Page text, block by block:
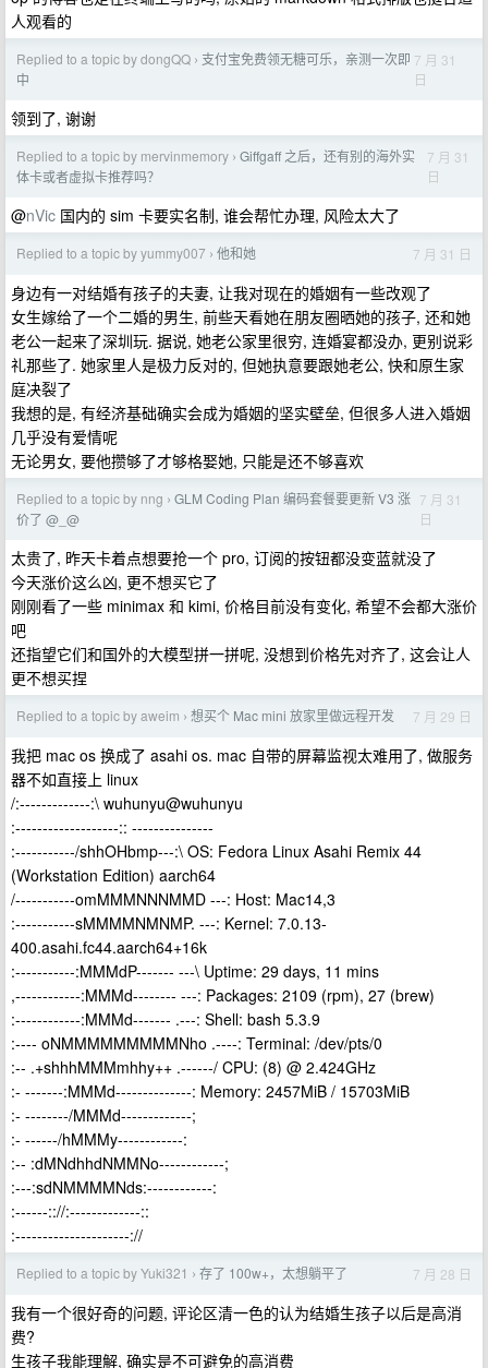
人观看的
Replied to a topic by dongQQ › 支付宝免费领无糖可乐，亲测一次即
中
7 月 31
日
领到了, 谢谢
Replied to a topic by mervinmemory › Giffgaff 之后，还有别的海外实
体卡或者虚拟卡推荐吗？
7 月 31
日
@nVic 国内的 sim 卡要实名制, 谁会帮忙办理, 风险太大了
Replied to a topic by yummy007 › 他和她 7 月 31 日
身边有一对结婚有孩子的夫妻, 让我对现在的婚姻有一些改观了
女生嫁给了一个二婚的男生, 前些天看她在朋友圈晒她的孩子, 还和她
老公一起来了深圳玩. 据说, 她老公家里很穷, 连婚宴都没办, 更别说彩
礼那些了. 她家里人是极力反对的, 但她执意要跟她老公, 快和原生家
庭决裂了
我想的是, 有经济基础确实会成为婚姻的坚实壁垒, 但很多人进入婚姻
几乎没有爱情呢
无论男女, 要他攒够了才够格娶她, 只能是还不够喜欢
Replied to a topic by nng › GLM Coding Plan 编码套餐要更新 V3 涨
价了 @_@
7 月 31
日
太贵了, 昨天卡着点想要抢一个 pro, 订阅的按钮都没变蓝就没了
今天涨价这么凶, 更不想买它了
刚刚看了一些 minimax 和 kimi, 价格目前没有变化, 希望不会都大涨价
吧
还指望它们和国外的大模型拼一拼呢, 没想到价格先对齐了, 这会让人
更不想买捏
Replied to a topic by aweim › 想买个 Mac mini 放家里做远程开发 7 月 29 日
我把 mac os 换成了 asahi os. mac 自带的屏幕监视太难用了, 做服务
器不如直接上 linux
/:-------------:\ wuhunyu@wuhunyu
:-------------------:: ---------------
:-----------/shhOHbmp---:\ OS: Fedora Linux Asahi Remix 44
(Workstation Edition) aarch64
/-----------omMMMNNNMMD ---: Host: Mac14,3
:-----------sMMMMNMNMP. ---: Kernel: 7.0.13-
400.asahi.fc44.aarch64+16k
:-----------:MMMdP------- ---\ Uptime: 29 days, 11 mins
,------------:MMMd-------- ---: Packages: 2109 (rpm), 27 (brew)
:------------:MMMd------- .---: Shell: bash 5.3.9
:---- oNMMMMMMMMMNho .----: Terminal: /dev/pts/0
:-- .+shhhMMMmhhy++ .------/ CPU: (8) @ 2.424GHz
:- -------:MMMd--------------: Memory: 2457MiB / 15703MiB
:- --------/MMMd-------------;
:- ------/hMMMy------------:
:-- :dMNdhhdNMMNo------------;
:---:sdNMMMMNds:------------:
:------:://:-------------::
:---------------------://
Replied to a topic by Yuki321 › 存了 100w+，太想躺平了 7 月 28 日
我有一个很好奇的问题, 评论区清一色的认为结婚生孩子以后是高消
费?
生孩子我能理解, 确实是不可避免的高消费